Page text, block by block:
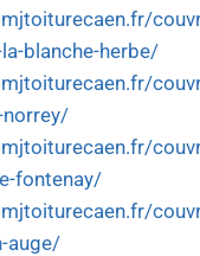
blanche-herbe/
norrey/
fontenay/
auge/